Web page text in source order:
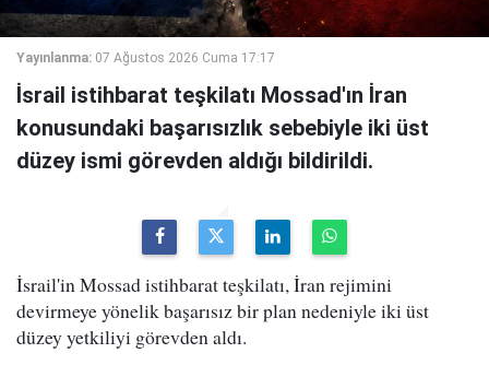
Yayınlanma: 07 Ağustos 2026 Cuma 17:17
İsrail istihbarat teşkilatı Mossad'ın İran
konusundaki başarısızlık sebebiyle iki üst
düzey ismi görevden aldığı bildirildi.
İsrail'in Mossad istihbarat teşkilatı, İran rejimini
devirmeye yönelik başarısız bir plan nedeniyle iki üst
düzey yetkiliyi görevden aldı.